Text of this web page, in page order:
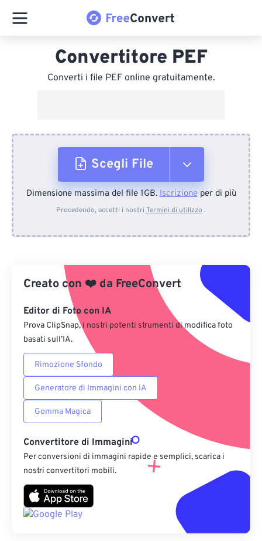
Convertitore PEF
Converti i file PEF online gratuitamente.
Scegli File
Dal dispositivo
Da Google Drive
Da OneDrive
Dall'URL
Dimensione massima del file 1GB.Iscrizioneper di più
Procedendo, accetti i nostri Termini di utilizzo .
Creato con ❤️ da FreeConvert
Editor di Foto con IA
Prova ClipSnap, i nostri potenti strumenti di modifica foto
basati sull’IA.
Rimozione Sfondo
Generatore di Immagini con IA
Gomma Magica
Convertitore di Immagini
Per conversioni di immagini rapide e semplici, scarica i
nostri convertitori mobili.